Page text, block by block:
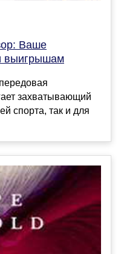
Ваше
выигрышам
захватывающий
спорта, так и для